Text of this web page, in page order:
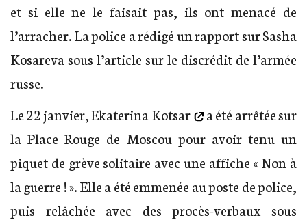
et si elle ne le faisait pas, ils ont menacé de
l’arracher. La police a rédigé un rapport sur Sasha
Kosareva sous l’article sur le discrédit de l’armée
russe.
Le 22 janvier,Ekaterina Kotsar
a été arrêtée sur
la Place Rouge de Moscou pour avoir tenu un
piquet de grève solitaire avec une affiche « Non à
la guerre ! ». Elle a été emmenée au poste de police,
puis relâchée avec des procès-verbaux sous